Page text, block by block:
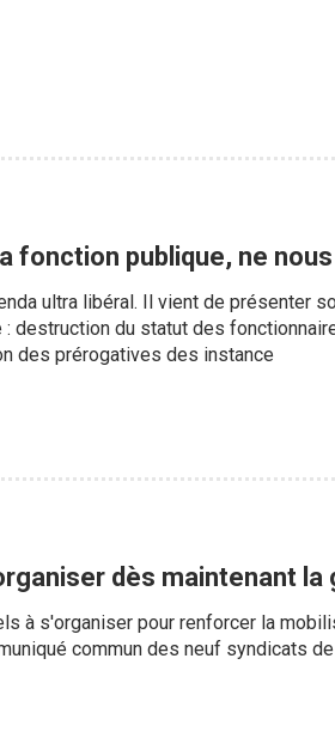
fonction publique, ne
ultra libéral. Il vient de présenter
destruction du statut des
des prérogatives des instance
dès maintenant la
à s'organiser pour renforcer la
commun des neuf syndicats